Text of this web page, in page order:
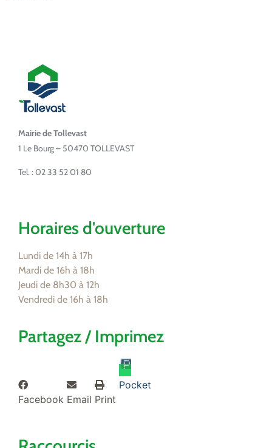
Mairie de Tollevast
1 Le Bourg – 50470 TOLLEVAST
Tel. : 02 33 52 01 80
Horaires d'ouverture
Lundi de 14h à 17h
Mardi de 16h à 18h
Jeudi de 8h30 à 12h
Vendredi de 16h à 18h
Partagez / Imprimez
Facebook Email Print
Pocket